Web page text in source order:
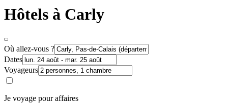
Hôtels à Carly
Où allez-vous ?
Dates
Voyageurs
Je voyage pour affaires